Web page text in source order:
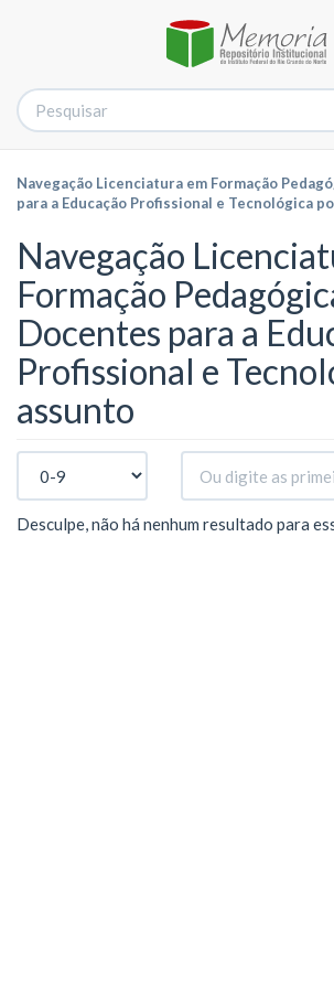
Navegação Licenciatura em Formação
para a Educação Profissional e Tecnológica
Navegação
Formação
Docentes para a
Profissional e
assunto
Desculpe, não há nenhum resultado para